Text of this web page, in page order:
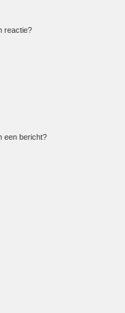
reactie?
een bericht?